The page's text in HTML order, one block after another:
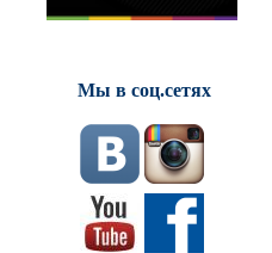
Мы в соц.сетях